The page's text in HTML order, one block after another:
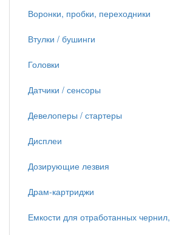
Воронки, пробки, переходники
Втулки / бушинги
Головки
Датчики / сенсоры
Девелоперы / стартеры
Дисплеи
Дозирующие лезвия
Драм-картриджи
Емкости для отработанных чернил,